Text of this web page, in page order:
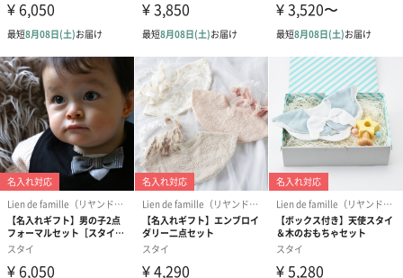
ゴールド（390円）
のしカード
商品の形質上、のしを直接添付できない商品にのし風のカードを
同梱します。
※のし下はご記入いただけません。
※カードのデザインは一部変更する場合があります。